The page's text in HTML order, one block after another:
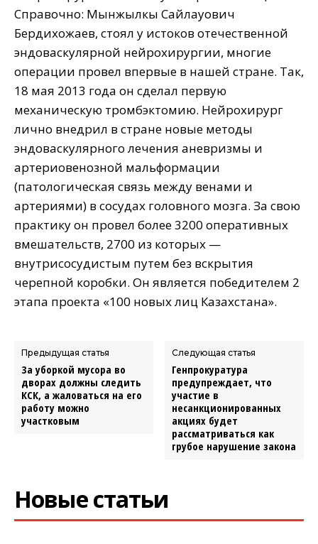
Справочно: Мынжылкы Сайлауович
Бердихожаев, стоял у истоков отечественной
эндоваскулярной нейрохирургии, многие
операции провел впервые в нашей стране. Так,
18 мая 2013 года он сделал первую
механическую тромбэктомию. Нейрохирург
лично внедрил в стране новые методы
эндоваскулярного лечения аневризмы и
артериовенозной мальформации
(патологическая связь между венами и
артериями) в сосудах головного мозга. За свою
практику он провел более 3200 оперативных
вмешательств, 2700 из которых —
внутрисосудистым путем без вскрытия
черепной коробки. Он является победителем 2
этапа проекта «100 новых лиц Казахстана».
Предыдущая статья
За уборкой мусора во
дворах должны следить
КСК, а жаловаться на его
работу можно
участковым
Следующая статья
Генпрокуратура
предупреждает, что
участие в
несанкционированных
акциях будет
рассматриваться как
грубое нарушение закона
Новые статьи